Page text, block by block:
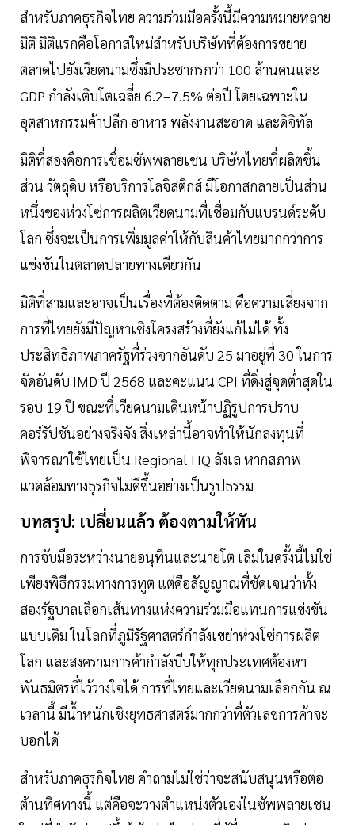
สำหรับภาคธุรกิจไทย ความร่วมมือครั้งนี้มีความหมายหลาย
มิติ มิติแรกคือโอกาสใหม่สำหรับบริษัทที่ต้องการขยาย
ตลาดไปยังเวียดนามซึ่งมีประชากรกว่า 100 ล้านคนและ
GDP กำลังเติบโตเฉลี่ย 6.2–7.5% ต่อปี โดยเฉพาะใน
อุตสาหกรรมค้าปลีก อาหาร พลังงานสะอาด และดิจิทัล
มิติที่สองคือการเชื่อมซัพพลายเชน บริษัทไทยที่ผลิตชิ้น
ส่วน วัตถุดิบ หรือบริการโลจิสติกส์ มีโอกาสกลายเป็นส่วน
หนึ่งของห่วงโซ่การผลิตเวียดนามที่เชื่อมกับแบรนด์ระดับ
โลก ซึ่งจะเป็นการเพิ่มมูลค่าให้กับสินค้าไทยมากกว่าการ
แข่งขันในตลาดปลายทางเดียวกัน
มิติที่สามและอาจเป็นเรื่องที่ต้องติดตาม คือความเสี่ยงจาก
การที่ไทยยังมีปัญหาเชิงโครงสร้างที่ยังแก้ไม่ได้ ทั้ง
ประสิทธิภาพภาครัฐที่ร่วงจากอันดับ 25 มาอยู่ที่ 30 ในการ
จัดอันดับ IMD ปี 2568 และคะแนน CPI ที่ดิ่งสู่จุดต่ำสุดใน
รอบ 19 ปี ขณะที่เวียดนามเดินหน้าปฏิรูปการปราบ
คอร์รัปชันอย่างจริงจัง สิ่งเหล่านี้อาจทำให้นักลงทุนที่
พิจารณาใช้ไทยเป็น Regional HQ ลังเล หากสภาพ
แวดล้อมทางธุรกิจไม่ดีขึ้นอย่างเป็นรูปธรรม
บทสรุป: เปลี่ยนแล้ว ต้องตามให้ทัน
การจับมือระหว่างนายอนุทินและนายโต เลิมในครั้งนี้ไม่ใช่
เพียงพิธีกรรมทางการทูต แต่คือสัญญาณที่ชัดเจนว่าทั้ง
สองรัฐบาลเลือกเส้นทางแห่งความร่วมมือแทนการแข่งขัน
แบบเดิม ในโลกที่ภูมิรัฐศาสตร์กำลังเขย่าห่วงโซ่การผลิต
โลก และสงครามการค้ากำลังบีบให้ทุกประเทศต้องหา
พันธมิตรที่ไว้วางใจได้ การที่ไทยและเวียดนามเลือกกัน ณ
เวลานี้ มีน้ำหนักเชิงยุทธศาสตร์มากกว่าที่ตัวเลขการค้าจะ
บอกได้
สำหรับภาคธุรกิจไทย คำถามไม่ใช่ว่าจะสนับสนุนหรือต่อ
ต้านทิศทางนี้ แต่คือจะวางตำแหน่งตัวเองในซัพพลายเชน